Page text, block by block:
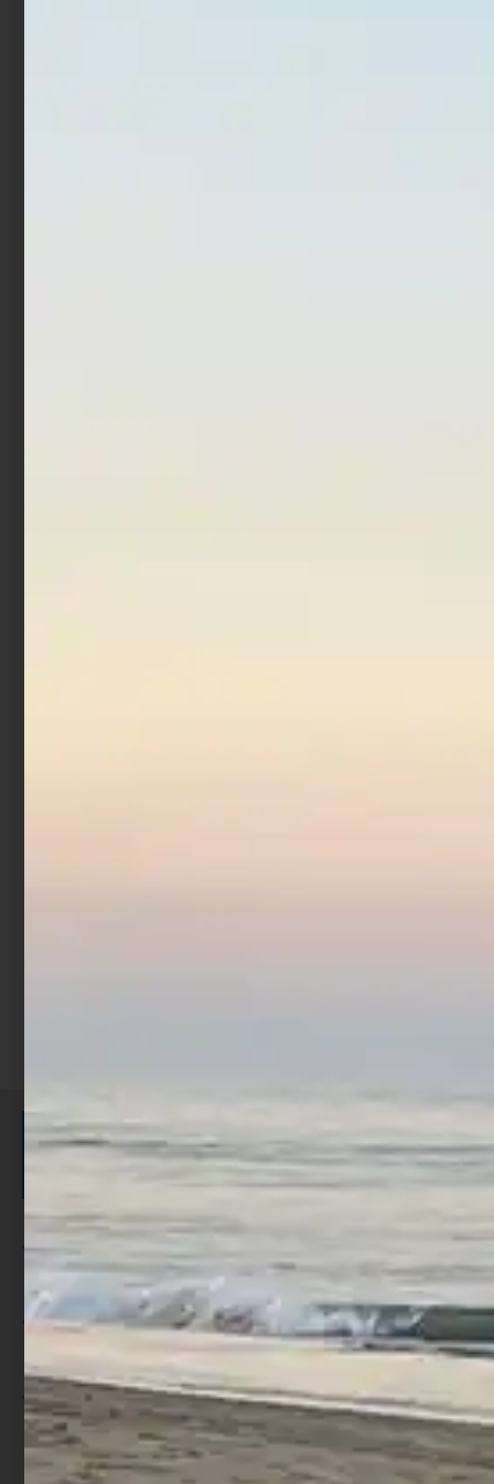
ISCRIVITI E RICEVI 3,50€ DI
SCONTO >
Per ogni acquisto accumuli ulteriori
punti;
Utilizza i punti per ricevere uno
I punti sono indicati nella pagina
prodotto;